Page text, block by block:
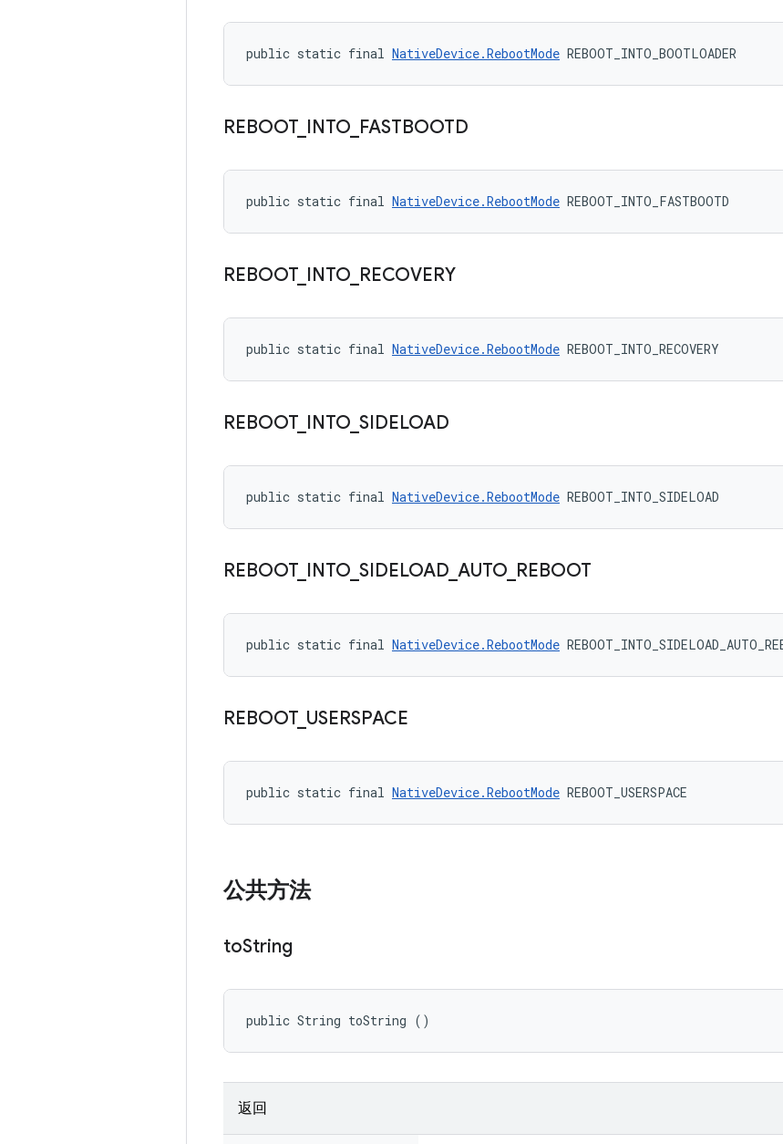
public static final NativeDevice.RebootMode REBOOT_INTO_BOOTLOADER
REBOOT_ INTO FASTBOOTD
public static final NativeDevice.RebootMode REBOOT_INTO_FASTBOOTD
REBOOT_ INTO RECOVERY
public static final NativeDevice.RebootMode REBOOT_INTO_RECOVERY
REBOOT_ INTO SIDELOAD
public static final NativeDevice.RebootMode REBOOT_INTO_SIDELOAD
REBOOT_ INTO SIDELOAD AUTO REBOOT
public static final NativeDevice.RebootMode
REBOOT_ USERSPACE
public static final NativeDevice.RebootMode REBOOT_USERSPACE
公共方法
toString
public String toString ()
返回